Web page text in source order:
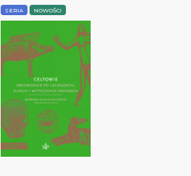
SERIA NOWOŚCI